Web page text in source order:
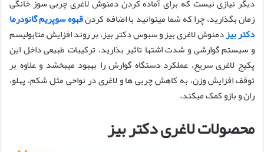
زمان بگذارید، چرا که شما میتوانید با اضافه کردنقهوه سوپریم گانودرما
دکتر بیزدمنوش لاغری بیز و سبوس دکتر بیز، بر روند افزایش متابولیسم
و سیستم گوارشی و شدت اشتها تاثیر بذارید، ترکیبات طبیعی داخل این
پکیج لاغری سریع، عملکرد دستگاه گوارش را بهبود میبخشد و علاوه بر
توقف افزایش وزن، به کاهش چربی ها و لاغری در نواحی مثل شکم، پهلو،
ران و بازو کمک میکند.
محصولات لاغری دکتر بیز